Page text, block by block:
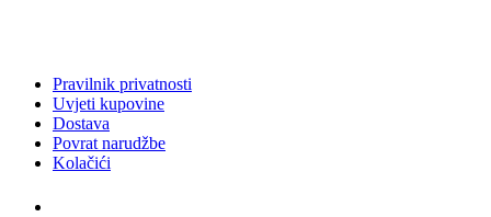
Pravilnik privatnosti
Uvjeti kupovine
Dostava
Povrat narudžbe
Kolačići